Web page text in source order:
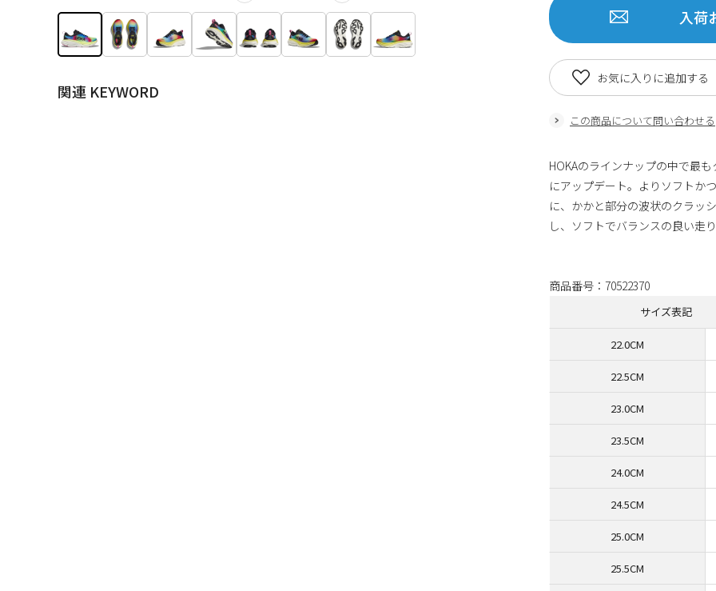
関連 KEYWORD
入荷
この商品について問い合わせる
お気に入りに追加する
HOKAのラインナップの中で最
にアップデート。よりソフトか
に、かかと部分の波状のクラッ
し、ソフトでバランスの良い走
商品番号：70522370
サイズ表記
22.0CM
22.5CM
23.0CM
23.5CM
24.0CM
24.5CM
25.0CM
25.5CM